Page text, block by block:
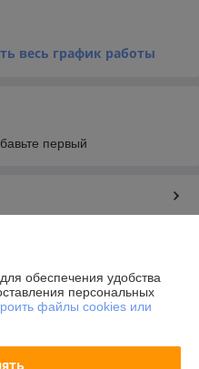
весь график работы
первый
обеспечения удобства
персональных
файлы cookies или